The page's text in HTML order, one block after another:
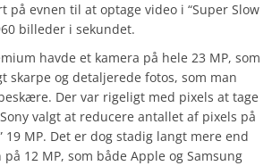
på evnen til at optage video i “Super Slow
billeder i sekundet.
havde et kamera på hele 23 MP, som
skarpe og detaljerede fotos, som man
Der var rigeligt med pixels at tage
valgt at reducere antallet af pixels på
19 MP. Det er dog stadig langt mere end
12 MP, som både Apple og Samsung